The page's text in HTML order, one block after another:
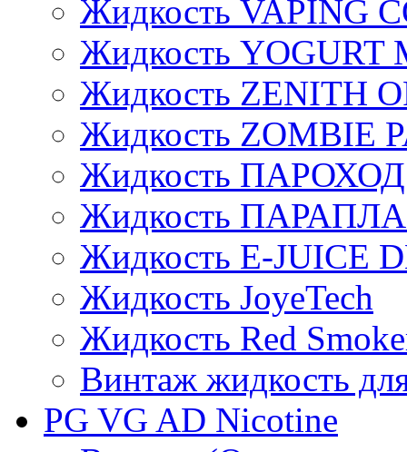
Жидкость VAPING
Жидкость YOGURT
Жидкость ZENITH
Жидкость ZOMBIE
Жидкость ПАРОХОД
Жидкость
Жидкость E-JUIСE
Жидкость JoyeTech
Жидкость Red
Винтаж жидкость
PG VG AD Nicotine